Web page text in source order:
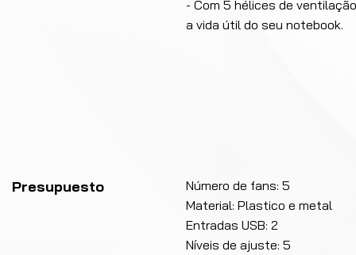
- Com 5 hélices de
a vida útil do seu notebook.
Presupuesto
Número de fans: 5
Material: Plastico e metal
Entradas USB: 2
Níveis de ajuste: 5